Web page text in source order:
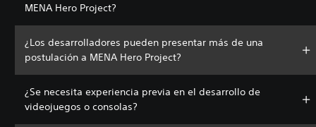
MENA Hero Project?
¿Los desarrolladores pueden presentar más de una
postulación a MENA Hero Project?
¿Se necesita experiencia previa en el desarrollo de
videojuegos o consolas?